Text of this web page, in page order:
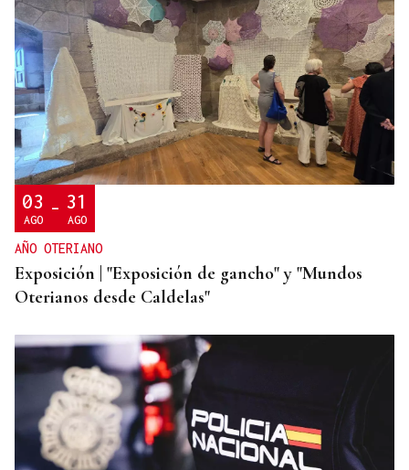
CONATO EXTINGUIDO
Vídeo | Se desata un incendio forestal en una
cantera de Untes
03
AGO - 31
AGO
AÑO OTERIANO
Exposición | "Exposición de gancho" y "Mundos
Oterianos desde Caldelas"